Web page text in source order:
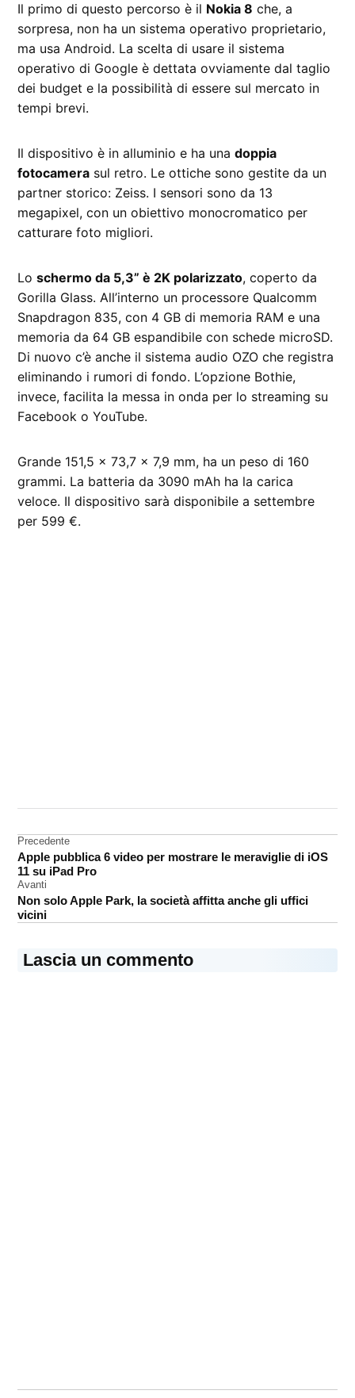
Il primo di questo percorso è il Nokia 8 che, a
sorpresa, non ha un sistema operativo proprietario,
ma usa Android. La scelta di usare il sistema
operativo di Google è dettata ovviamente dal taglio
dei budget e la possibilità di essere sul mercato in
tempi brevi.
Il dispositivo è in alluminio e ha unadoppia
fotocamera sul retro. Le ottiche sono gestite da un
partner storico: Zeiss. I sensori sono da 13
megapixel, con un obiettivo monocromatico per
catturare foto migliori.
Loschermo da 5,3” è 2K polarizzato, coperto da
Gorilla Glass. All’interno un processore Qualcomm
Snapdragon 835, con 4 GB di memoria RAM e una
memoria da 64 GB espandibile con schede microSD.
Di nuovo c’è anche il sistema audio OZO che registra
eliminando i rumori di fondo. L’opzione Bothie,
invece, facilita la messa in onda per lo streaming su
Facebook o YouTube.
Grande 151,5 x 73,7 x 7,9 mm, ha un peso di 160
grammi. La batteria da 3090 mAh ha la carica
veloce. Il dispositivo sarà disponibile a settembre
per 599 €.
Navigazione
articoli
Precedente
Apple pubblica 6 video per mostrare le meraviglie di iOS
11 su iPad Pro
Avanti
Non solo Apple Park, la società affitta anche gli uffici
vicini
Lascia un commento